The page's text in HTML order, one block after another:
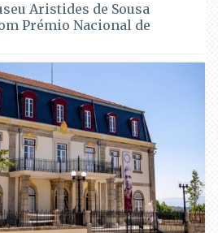
Aristides de Sousa
Prémio Nacional de